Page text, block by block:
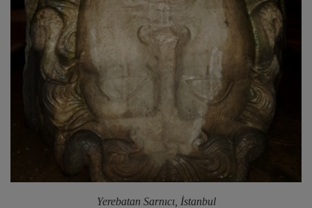
Yerebatan Sarnıcı, İstanbul